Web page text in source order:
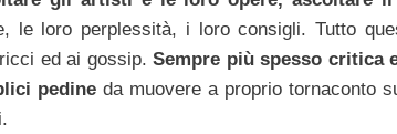
le loro perplessità, i loro consigli. Tutto
ed ai gossip.Sempre più spesso critica
pedine da muovere a proprio tornaconto